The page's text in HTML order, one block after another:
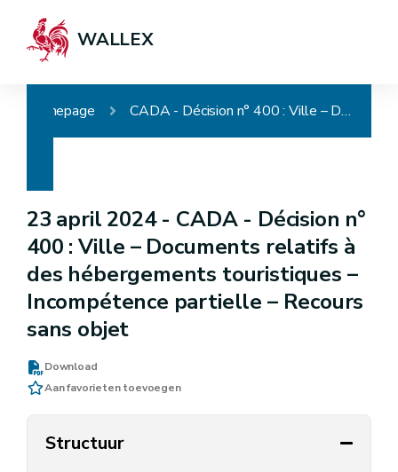
WALLEX
Homepage CADA - Décision n° 400 : Ville – Documents relatifs à des hébergements touristiques – Incompétence partielle – Recours sans objet
23 april 2024 - CADA - Décision n°
400 : Ville – Documents relatifs à
des hébergements touristiques –
Incompétence partielle – Recours
sans objet
Download
Aan favorieten toevoegen
Structuur